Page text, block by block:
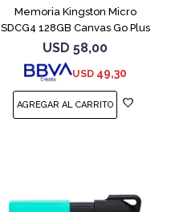
Memoria Kingston Micro
SDCG4 128GB Canvas Go Plus
V30
USD 58,00
USD 49,30